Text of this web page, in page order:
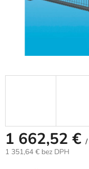
1 662,52 €
1 351,64 € bez DPH